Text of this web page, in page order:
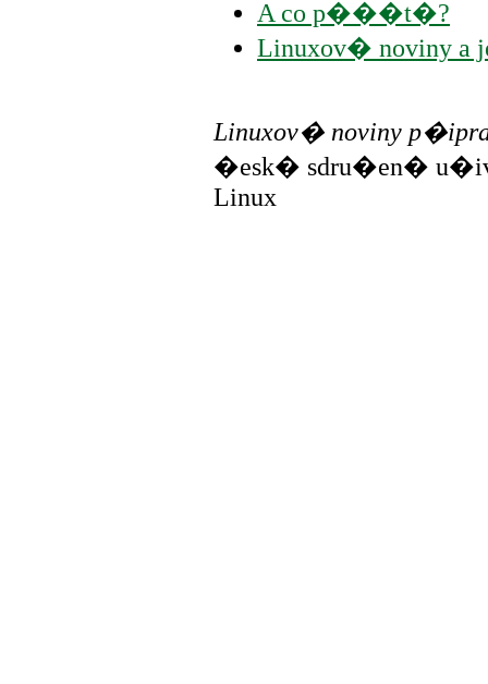
A co p���t�?
Linuxov� noviny
Linuxov� noviny
�esk� sdru�en�
Linux